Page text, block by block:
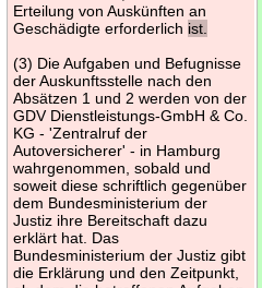
Erteilung von Auskünften an
Geschädigte erforderlich ist.
(3) Die Aufgaben und Befugnisse
der Auskunftsstelle nach den
Absätzen 1 und 2 werden von der
GDV Dienstleistungs-GmbH & Co.
KG - 'Zentralruf der
Autoversicherer' - in Hamburg
wahrgenommen, sobald und
soweit diese schriftlich gegenüber
dem Bundesministerium der
Justiz ihre Bereitschaft dazu
erklärt hat. Das
Bundesministerium der Justiz gibt
die Erklärung und den Zeitpunkt,